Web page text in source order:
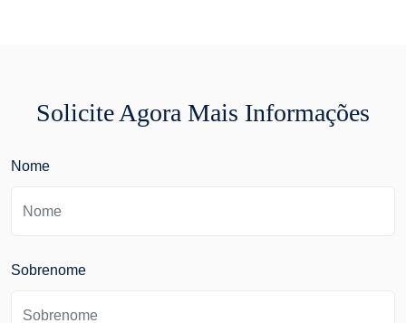
Solicite Agora Mais Informações
Nome
Sobrenome